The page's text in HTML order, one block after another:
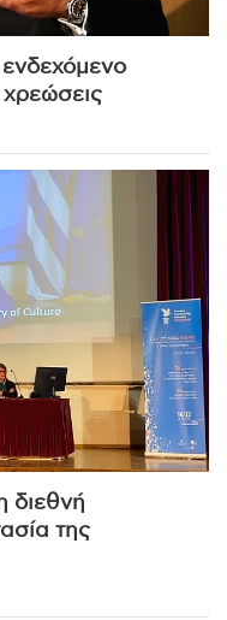
χρεώσεις
διεθνή
της